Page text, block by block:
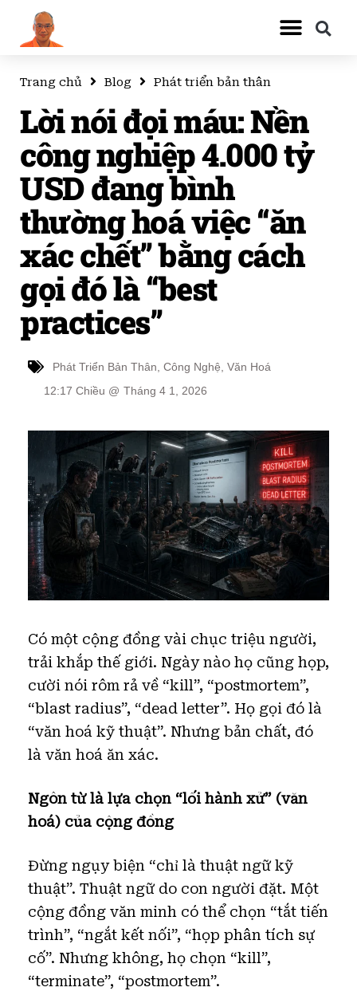
Trang chủ Blog Phát triển bản thân
Lời nói đọi máu: Nền
công nghiệp 4.000 tỷ
USD đang bình
thường hoá việc “ăn
xác chết” bằng cách
gọi đó là “best
practices”
Phát Triển Bản Thân Công Nghệ Văn Hoá
12:17 Chiều @ Tháng 4 1, 2026
Có một cộng đồng vài chục triệu người,
trải khắp thế giới. Ngày nào họ cũng họp,
cười nói rôm rả về “kill”, “postmortem”,
“blast radius”, “dead letter”. Họ gọi đó là
“văn hoá kỹ thuật”. Nhưng bản chất, đó
là văn hoá ăn xác.
Ngôn từ là lựa chọn “lối hành xử” (văn
hoá) của cộng đồng
Đừng ngụy biện “chỉ là thuật ngữ kỹ
thuật”. Thuật ngữ do con người đặt. Một
cộng đồng văn minh có thể chọn “tắt tiến
trình”, “ngắt kết nối”, “họp phân tích sự
cố”. Nhưng không, họ chọn “kill”,
“terminate”, “postmortem”.